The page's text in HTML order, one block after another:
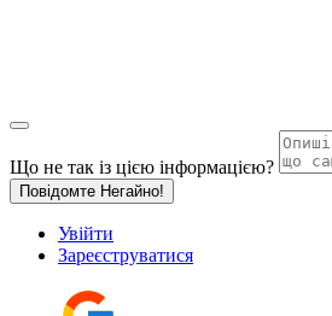
Що не так із цією інформацією?
Повідомте Негайно!
Увійти
Зареєструватися